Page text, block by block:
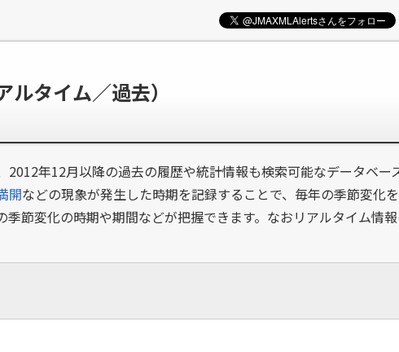
タイム／過去）
2012年12月以降の過去の履歴や統計情報も検索可能なデータベー
開などの現象が発生した時期を記録することで、毎年の季節変化
節変化の時期や期間などが把握できます。なおリアルタイム情報